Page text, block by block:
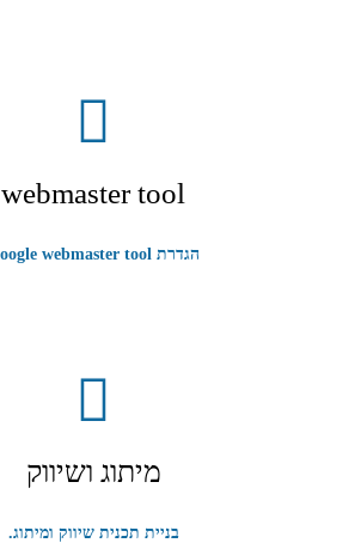
webmaster tool
הגדרת Google webmaster tool
מיתוג ושיווק
בניית תכנית שיווק ומיתוג.